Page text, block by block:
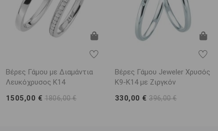
Βέρες Γάμου με Διαμάντια
Λευκόχρυσος K14
1505,00 € 1806,00 €
Βέρες Γάμου Jeweler Χρυσός
K9-K14 με Ζιργκόν
330,00 €396,00 €